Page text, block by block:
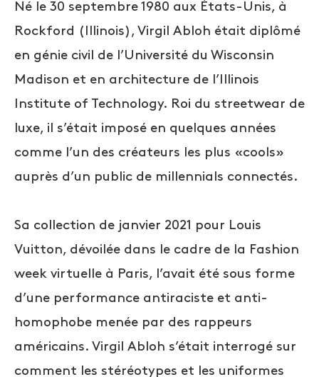
Né le 30 septembre 1980 aux États-Unis, à
Rockford (Illinois), Virgil Abloh était diplômé
en génie civil de l’Université du Wisconsin
Madison et en architecture de l’Illinois
Institute of Technology. Roi du streetwear de
luxe, il s’était imposé en quelques années
comme l’un des créateurs les plus «cools»
auprès d’un public de millennials connectés.
Sa collection de janvier 2021 pour Louis
Vuitton, dévoilée dans le cadre de la Fashion
week virtuelle à Paris, l’avait été sous forme
d’une performance antiraciste et anti-
homophobe menée par des rappeurs
américains. Virgil Abloh s’était interrogé sur
comment les stéréotypes et les uniformes